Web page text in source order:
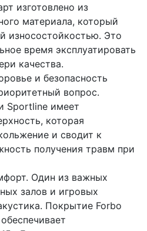
изготовлено из
материала, который
износостойкостью. Это
время эксплуатировать
качества.
и безопасность
вопрос.
Sportline имеет
которая
и сводит к
получения травм при
Один из важных
залов и игровых
Покрытие Forbo